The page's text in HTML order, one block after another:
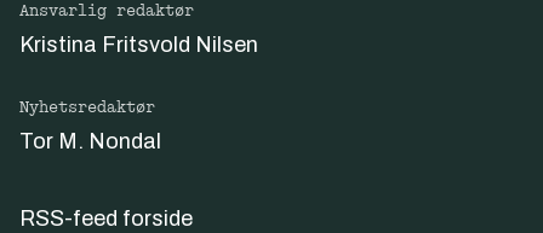
Ansvarlig redaktør
Kristina Fritsvold Nilsen
Nyhetsredaktør
Tor M. Nondal
RSS-feed forside